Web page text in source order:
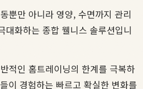
뿐만 아니라 영양, 수면까지 관리
대화하는 종합 웰니스 솔루션입니
적인 홈트레이닝의 한계를 극복하
이 경험하는 빠르고 확실한 변화를